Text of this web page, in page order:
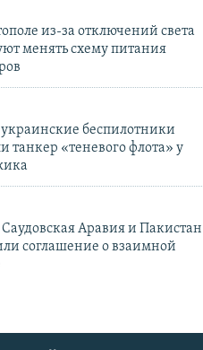
из-за отключений света
менять схему питания
беспилотники
танкер «теневого флота» у
Аравия и Пакистан
соглашение о взаимной